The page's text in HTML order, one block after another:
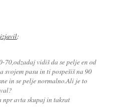
izjavil:
70,odzadaj vidiš da se pelje en od
svojem pasu in ti pospešiš na 90
in se pelje normalno.Ali je to
npr avta skupaj in takrat